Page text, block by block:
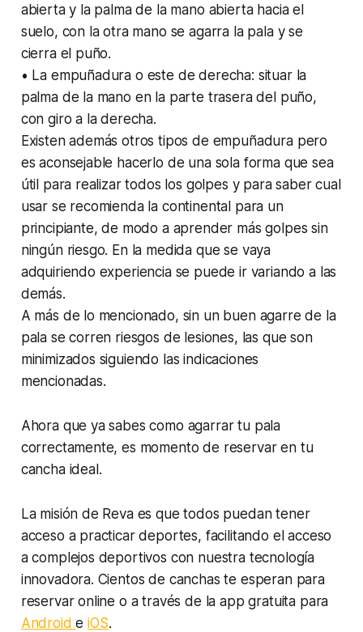
abierta y la palma de la mano abierta hacia el
suelo, con la otra mano se agarra la pala y se
cierra el puño.
• La empuñadura o este de derecha: situar la
palma de la mano en la parte trasera del puño,
con giro a la derecha.
Existen además otros tipos de empuñadura pero
es aconsejable hacerlo de una sola forma que sea
útil para realizar todos los golpes y para saber cual
usar se recomienda la continental para un
principiante, de modo a aprender más golpes sin
ningún riesgo. En la medida que se vaya
adquiriendo experiencia se puede ir variando a las
demás.
A más de lo mencionado, sin un buen agarre de la
pala se corren riesgos de lesiones, las que son
minimizados siguiendo las indicaciones
mencionadas.
Ahora que ya sabes como agarrar tu pala
correctamente, es momento de reservar en tu
cancha ideal.
La misión de Reva es que todos puedan tener
acceso a practicar deportes, facilitando el acceso
a complejos deportivos con nuestra tecnología
innovadora. Cientos de canchas te esperan para
reservar online o a través de la app gratuita para
AndroideiOS.